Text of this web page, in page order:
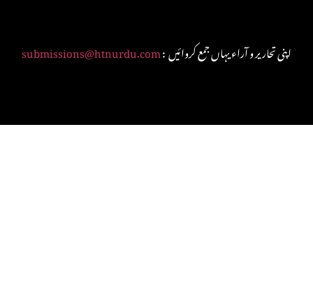
submissions@htnurdu.com : اپنی تحاریر و آراء یہاں جمع کروائیں